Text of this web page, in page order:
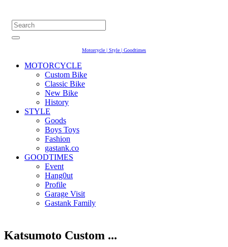
Motorcycle | Style | Goodtimes
MOTORCYCLE
Custom Bike
Classic Bike
New Bike
History
STYLE
Goods
Boys Toys
Fashion
gastank.co
GOODTIMES
Event
Hang0ut
Profile
Garage Visit
Gastank Family
Katsumoto Custom ...